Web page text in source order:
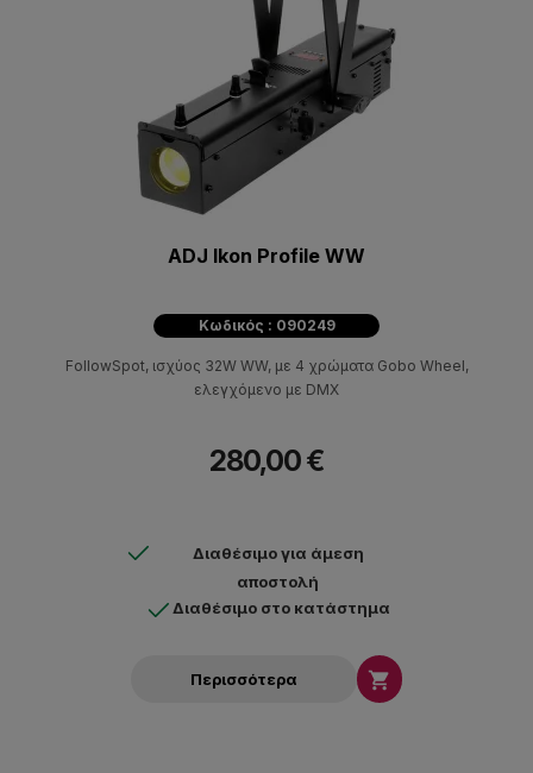
ADJ Ikon Profile WW
Κωδικός : 090249
FollowSpot, ισχύος 32W WW, με 4 χρώματα Gobo Wheel,
ελεγχόμενο με DMX
280,00 €
Διαθέσιμο για άμεση
αποστολή
Διαθέσιμο στο κατάστημα
Περισσότερα 